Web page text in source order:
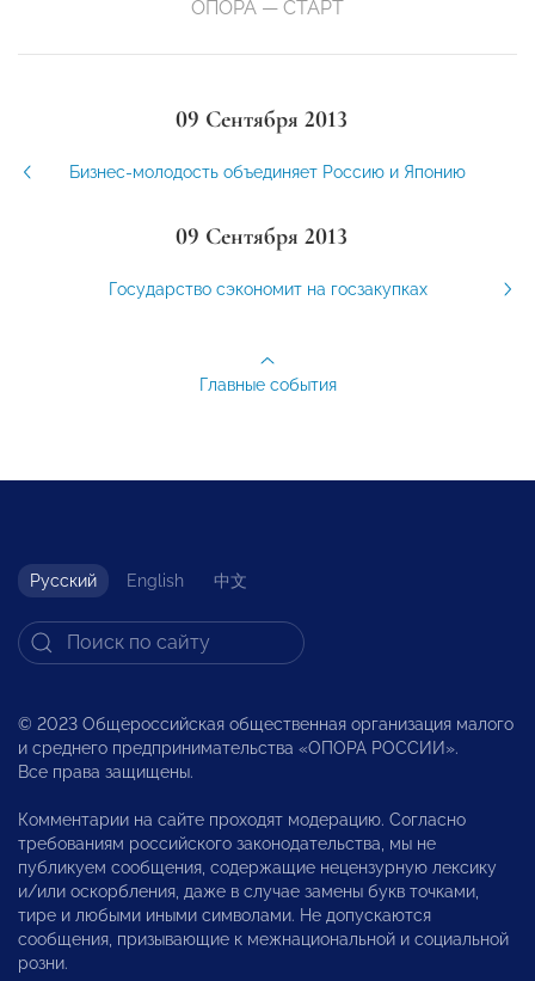
ОПОРА — СТАРТ
09 Сентября 2013
Бизнес-молодость объединяет Россию и Японию
09 Сентября 2013
Государство сэкономит на госзакупках
Главные события
Русский English 中文
© 2023 Общероссийская общественная организация малого
и среднего предпринимательства «ОПОРА РОССИИ».
Все права защищены.
Комментарии на сайте проходят модерацию. Согласно
требованиям российского законодательства, мы не
публикуем сообщения, содержащие нецензурную лексику
и/или оскорбления, даже в случае замены букв точками,
тире и любыми иными символами. Не допускаются
сообщения, призывающие к межнациональной и социальной
розни.